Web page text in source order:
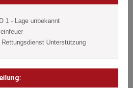
1 - Lage unbekannt
Rettungsdienst Unterstützung